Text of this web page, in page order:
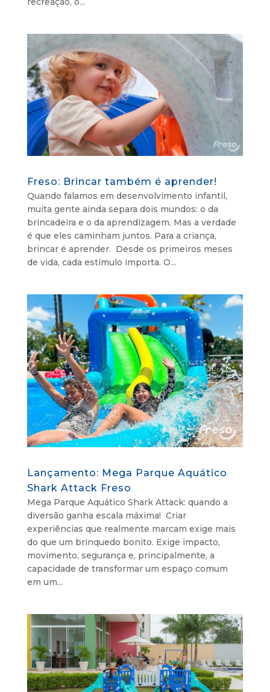
Freso: Brincar também é aprender!
Quando falamos em desenvolvimento infantil,
muita gente ainda separa dois mundos: o da
brincadeira e o da aprendizagem. Mas a verdade
é que eles caminham juntos. Para a criança,
brincar é aprender. Desde os primeiros meses
de vida, cada estímulo importa. O...
Lançamento: Mega Parque Aquático
Shark Attack Freso
Mega Parque Aquático Shark Attack: quando a
diversão ganha escala máxima! Criar
experiências que realmente marcam exige mais
do que um brinquedo bonito. Exige impacto,
movimento, segurança e, principalmente, a
capacidade de transformar um espaço comum
em um...